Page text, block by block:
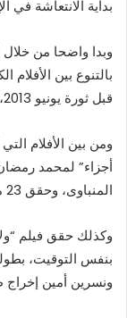
بداية الانتعاشة في
وبدا واضحا من خلال
بالتنوع بين الأفلام
قبل ثورة يونيو 2013، حيث سيطرت الكوميديا على المشهد تماما.
ومن بين الأفلام
أجزاء” لمحمد
المنباوى، وحقق 23 مليون و200 ألف جنيه، عند عرضه العام 2015.
بنفس التوقيت،
ونسرين أمين إخراج